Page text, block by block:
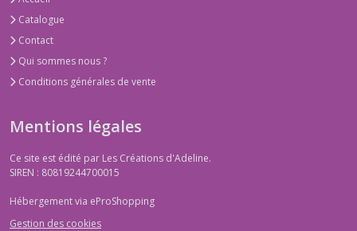
Catalogue
Contact
Qui sommes nous ?
Conditions générales de vente
Mentions légales
Ce site est édité par Les Créations d'Adeline.
SIREN : 80819244700015
Hébergement via eProShopping
Gestion des cookies